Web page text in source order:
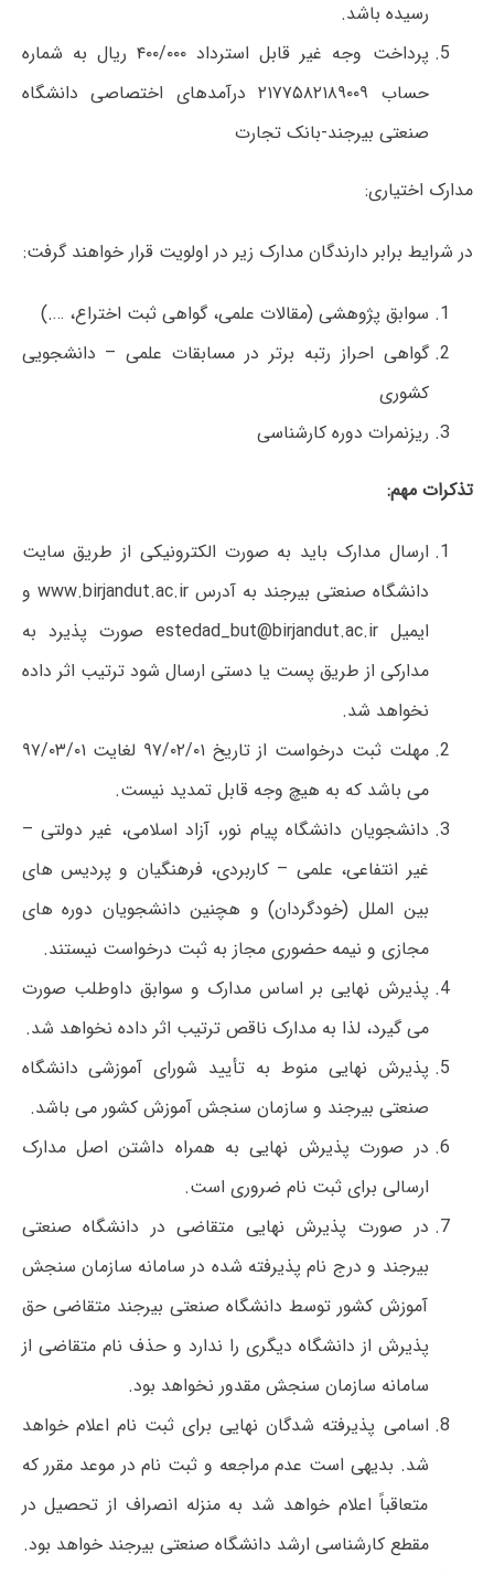
رسیده باشد.
پرداخت وجه غیر قابل استرداد ۴۰۰/۰۰۰ ریال به شماره
حساب ۲۱۷۷۵۸۲۱۸۹۰۰۹ درآمدهای اختصاصی دانشگاه
صنعتی بیرجند-بانک تجارت
مدارک اختیاری:
در شرایط برابر دارندگان مدارک زیر در اولویت قرار خواهند گرفت:
سوابق پژوهشی (مقالات علمی، گواهی ثبت اختراع، ….)
گواهی احراز رتبه برتر در مسابقات علمی – دانشجویی
کشوری
ریزنمرات دوره کارشناسی
تذکرات مهم:
ارسال مدارک باید به صورت الکترونیکی از طریق سایت
دانشگاه صنعتی بیرجند به آدرسwww.birjandut.ac.ir و
ایمیلestedad_but@birjandut.ac.ir صورت پذیرد به
مدارکی از طریق پست یا دستی ارسال شود ترتیب اثر داده
نخواهد شد.
مهلت ثبت درخواست از تاریخ ۹۷/۰۲/۰۱ لغایت ۹۷/۰۳/۰۱
می باشد که به هیچ وجه قابل تمدید نیست.
دانشجویان دانشگاه پیام نور، آزاد اسلامی، غیر دولتی –
غیر انتفاعی، علمی – کاربردی، فرهنگیان و پردیس های
بین الملل (خودگردان) و هچنین دانشجویان دوره های
مجازی و نیمه حضوری مجاز به ثبت درخواست نیستند.
پذیرش نهایی بر اساس مدارک و سوابق داوطلب صورت
می گیرد، لذا به مدارک ناقص ترتیب اثر داده نخواهد شد.
پذیرش نهایی منوط به تأیید شورای آموزشی دانشگاه
صنعتی بیرجند و سازمان سنجش آموزش کشور می باشد.
در صورت پذیرش نهایی به همراه داشتن اصل مدارک
ارسالی برای ثبت نام ضروری است.
در صورت پذیرش نهایی متقاضی در دانشگاه صنعتی
بیرجند و درج نام پذیرفته شده در سامانه سازمان سنجش
آموزش کشور توسط دانشگاه صنعتی بیرجند متقاضی حق
پذیرش از دانشگاه دیگری را ندارد و حذف نام متقاضی از
سامانه سازمان سنجش مقدور نخواهد بود.
اسامی پذیرفته شدگان نهایی برای ثبت نام اعلام خواهد
شد. بدیهی است عدم مراجعه و ثبت نام در موعد مقرر که
متعاقباً اعلام خواهد شد به منزله انصراف از تحصیل در
مقطع کارشناسی ارشد دانشگاه صنعتی بیرجند خواهد بود.